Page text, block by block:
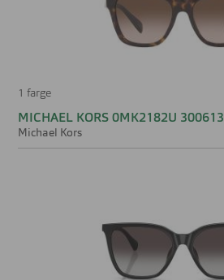
1 farge
MICHAEL KORS 0MK2182U 300613
Michael Kors